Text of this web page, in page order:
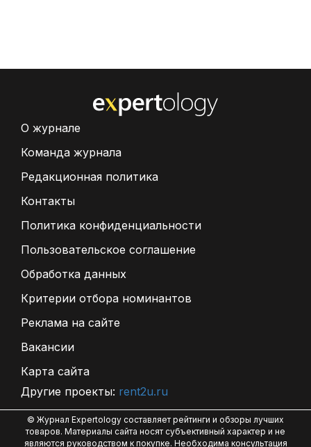
О журнале
Команда журнала
Редакционная политика
Контакты
Политика конфиденциальности
Пользовательское соглашение
Обработка данных
Критерии отбора номинантов
Реклама на сайте
Вакансии
Карта сайта
Другие проекты: rent2u.ru
© Журнал Expertology составляет рейтинги и обзоры лучших
товаров. Материалы сайта носят субъективный характер и не
являются руководством к покупке. Необходима консультация